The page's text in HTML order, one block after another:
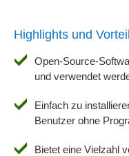
Highlights und
Open-Source-
und verwendet
Einfach zu
Benutzer ohne
Bietet eine Vielzahl